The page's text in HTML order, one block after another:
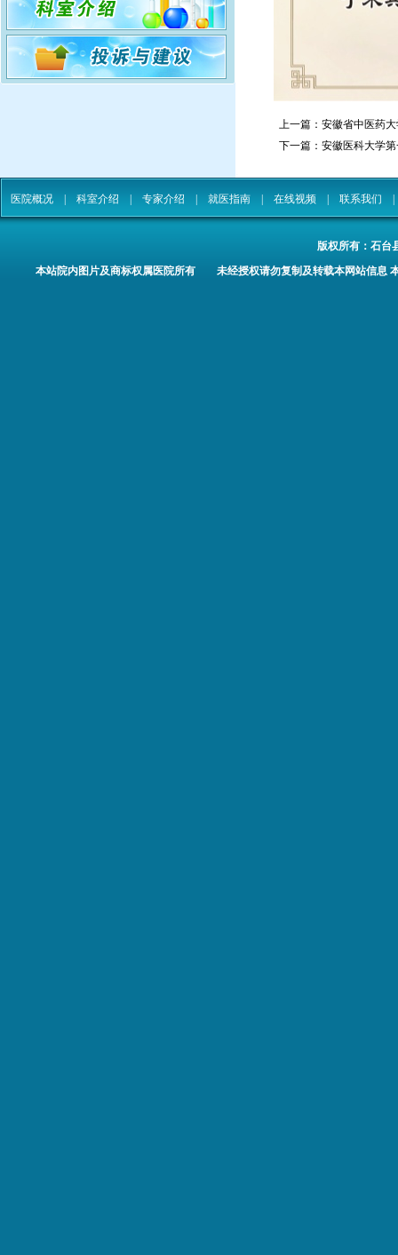
上一篇： 安徽省中医药
下一篇： 安徽医科大学
医院概况 科室介绍 专家介绍 就医指南 在线视频 联系我们
版权所有： 石台
本站院内图片及商标权属医院所有 未经授权请勿复制及转载本网站信息